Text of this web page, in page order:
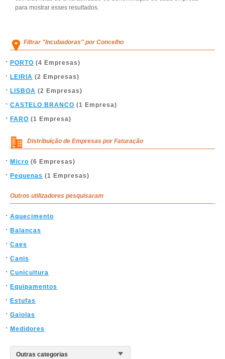
para mostrar esses resultados.
Filtrar "Incubadoras" por Concelho
PORTO (4 Empresas)
LEIRIA (2 Empresas)
LISBOA (2 Empresas)
CASTELO BRANCO (1 Empresa)
FARO (1 Empresa)
Distribuição de Empresas por Faturação
Micro (6 Empresas)
Pequenas (1 Empresas)
Outros utilizadores pesquisaram
Aquecimento
Balancas
Caes
Canis
Cunicultura
Equipamentos
Estufas
Gaiolas
Medidores